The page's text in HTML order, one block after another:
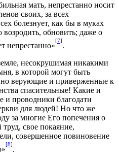
мать, непрестанно носит
своих, за всех
болезнует, как бы в муках
обновить; даже о
непрестанно»
[7]
.
несокрушимая никакими
в которой могут быть
верующие и приверженные к
спасительные! Какие и
и проводники благодати
для людей! Но что же
за многие Его попечения о
свое покаяние,
совершенное повиновение
[8]
.